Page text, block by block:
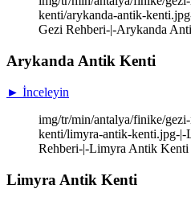
kenti/arykanda-antik-
Gezi Rehberi-|-Arykanda
Arykanda Antik Kenti
► İnceleyin
img/tr/min/antalya/finike/
kenti/limyra-antik-kenti.jpg-
Rehberi-|-Limyra Antik Kenti
Limyra Antik Kenti